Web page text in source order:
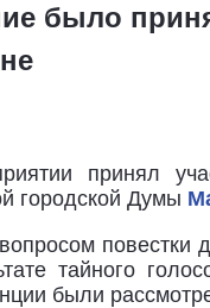
было
принял
городской Думы
повестки
тайного
были